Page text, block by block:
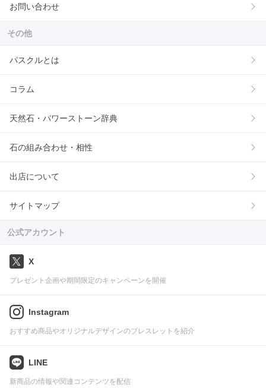
お問い合わせ
その他
パスクルとは
コラム
天然石・パワーストーン辞典
石の組み合わせ・相性
出店について
サイトマップ
公式アカウント
X
プレゼント企画や期間限定のキャンペーンを開催
Instagram
おすすめ商品やオリジナルデザインのブレスレットを紹介
LINE
新商品の情報や関連コンテンツを配信